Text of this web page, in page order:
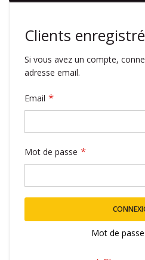
Clients
Si vous avez un compte,
adresse email.
Email
Mot de passe
Mot de